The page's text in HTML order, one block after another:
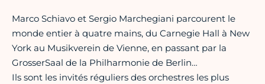
Marco Schiavo et Sergio Marchegiani parcourent le
monde entier à quatre mains, du Carnegie Hall à New
York au Musikverein de Vienne, en passant par la
GrosserSaal de la Philharmonie de Berlin…
Ils sont les invités réguliers des orchestres les plus